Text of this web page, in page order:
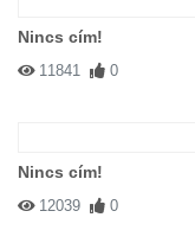
Nincs cím!
11841 0
Nincs cím!
12039 0